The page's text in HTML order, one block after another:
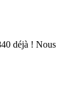
déjà ! Nous